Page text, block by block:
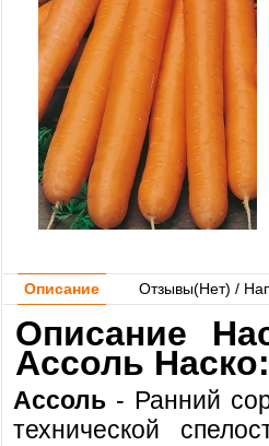
Описание Отзывы(Нет) /
Описание
Ассоль Наско:
Ассоль - Ранний
технической